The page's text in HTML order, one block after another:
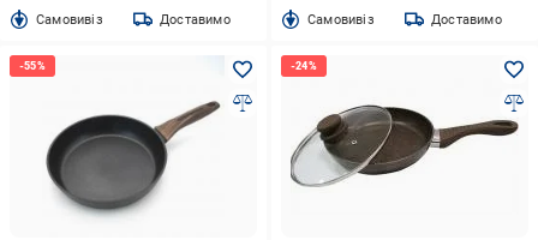
Cамовивіз Доставимо Cамовивіз Доставимо